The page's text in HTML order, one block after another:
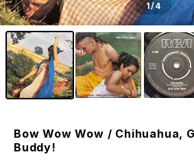
1/4
Bow Wow Wow / Chihuahua,
Buddy!